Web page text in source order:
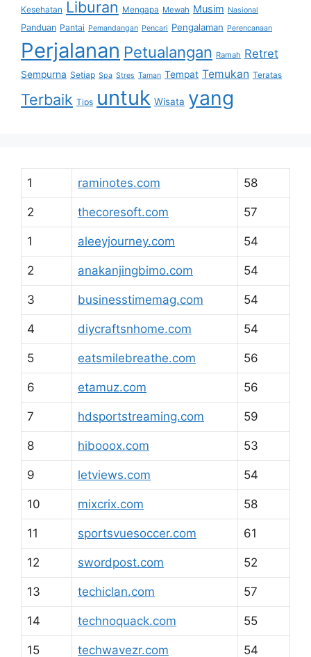
Kesehatan Liburan Mengapa Mewah Musim Nasional
Panduan Pantai Pemandangan Pencari Pengalaman Perencanaan
Perjalanan Petualangan Ramah Retret
Sempurna Setiap Spa Stres Taman Tempat Temukan Teratas
Terbaik Tips untuk Wisata yang
1 raminotes.com 58
2 thecoresoft.com 57
1 aleeyjourney.com 54
2 anakanjingbimo.com 54
3 businesstimemag.com 54
4 diycraftsnhome.com 54
5 eatsmilebreathe.com 56
6 etamuz.com 56
7 hdsportstreaming.com 59
8 hibooox.com 53
9 letviews.com 54
10 mixcrix.com 58
11 sportsvuesoccer.com 61
12 swordpost.com 52
13 techiclan.com 57
14 technoquack.com 55
15 techwavezr.com 54